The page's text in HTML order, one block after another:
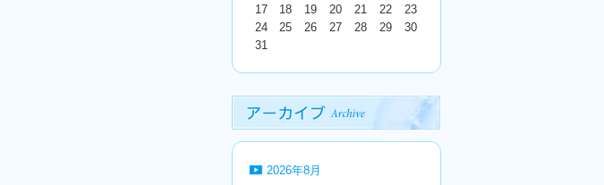
17
18 19 20 21 22
23
24
25 26 27 28 29
30
31
2026年8月